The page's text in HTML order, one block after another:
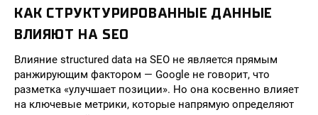
КАК СТРУКТУРИРОВАННЫЕ ДАННЫЕ
ВЛИЯЮТ НА SEO
Влияние structured data на SEO не является прямым
ранжирующим фактором — Google не говорит, что
разметка «улучшает позиции». Но она косвенно влияет
на ключевые метрики, которые напрямую определяют